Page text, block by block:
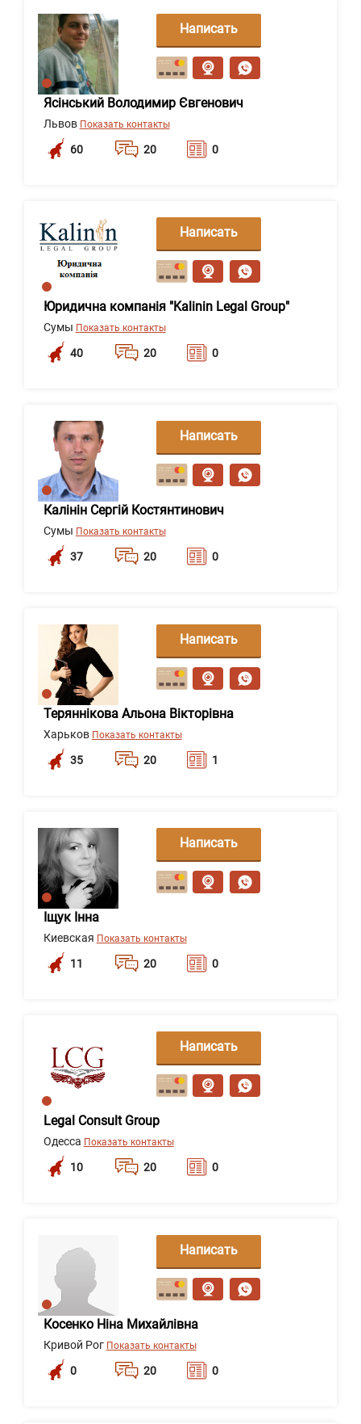
Ясінський Володимир Євгенович
Львов Показать контакты
60 20 0
Написать
сообщение
Юридична компанія "Kalinin Legal Group"
Сумы Показать контакты
40 20 0
Написать
сообщение
Калінін Сергій Костянтинович
Сумы Показать контакты
37 20 0
Написать
сообщение
Теряннікова Альона Вікторівна
Харьков Показать контакты
35 20 1
Написать
сообщение
Іщук Інна
Киевская Показать контакты
11 20 0
Написать
сообщение
Legal Consult Group
Одесса Показать контакты
10 20 0
Написать
сообщение
Косенко Ніна Михайлівна
Кривой Рог Показать контакты
0 20 0
Написать
сообщение